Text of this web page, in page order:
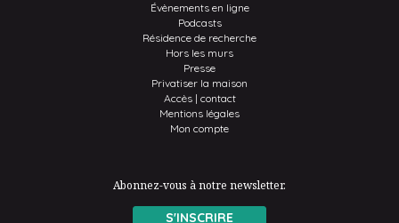
Évènements en ligne
Podcasts
Résidence de recherche
Hors les murs
Presse
Privatiser la maison
Accès | contact
Mentions légales
Mon compte
Abonnez-vous à notre newsletter.
S'INSCRIRE